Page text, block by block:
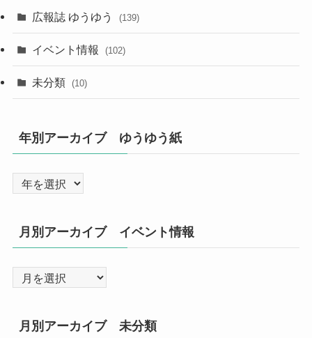
広報誌 ゆうゆう (139)
イベント情報 (102)
未分類 (10)
年別アーカイブ ゆうゆう紙
月別アーカイブ イベント情報
月別アーカイブ 未分類